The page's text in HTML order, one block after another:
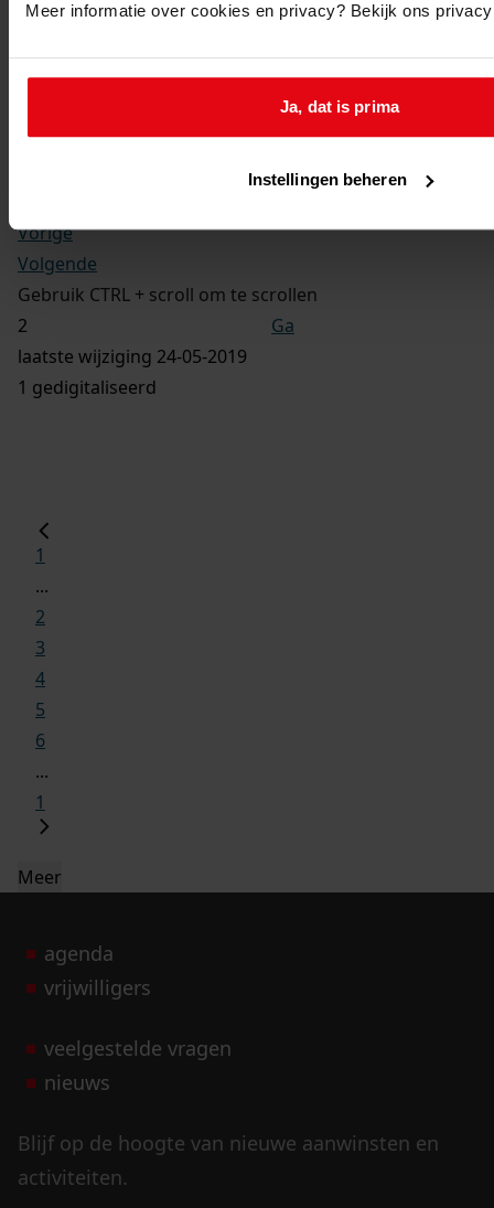
Meer informatie over cookies en privacy? Bekijk ons
Ja, dat is prima
Instellingen beheren
12
2.
Dit bestand is nog niet gecontroleerd op volledigheid
Vorige
Volgende
Gebruik CTRL + scroll om te scrollen
Ga
laatste wijziging 24-05-2019
1 gedigitaliseerd
1
...
2
3
4
5
6
...
1
Meer
agenda
vrijwilligers
veelgestelde vragen
nieuws
Blijf op de hoogte van nieuwe aanwinsten en
activiteiten.